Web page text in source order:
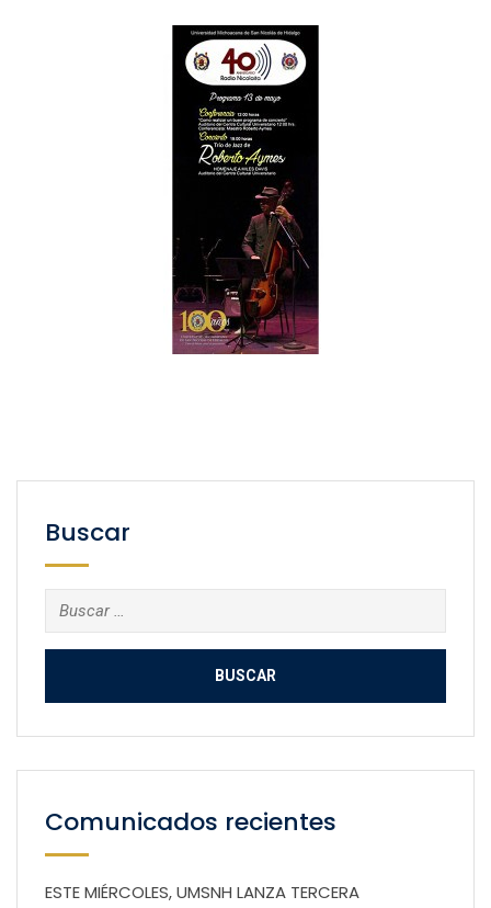
Buscar
Buscar:
Comunicados recientes
ESTE MIÉRCOLES, UMSNH LANZA TERCERA